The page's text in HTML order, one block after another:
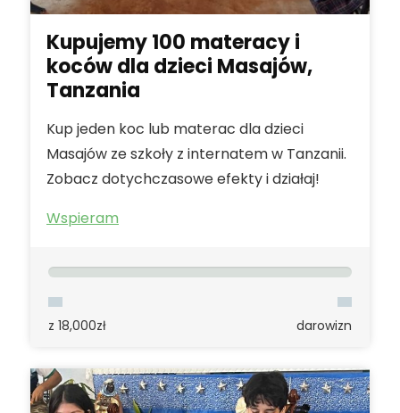
Kupujemy 100 materacy i
koców dla dzieci Masajów,
Tanzania
Kup jeden koc lub materac dla dzieci
Masajów ze szkoły z internatem w Tanzanii.
Zobacz dotychczasowe efekty i działaj!
Wspieram
z 18,000zł darowizn